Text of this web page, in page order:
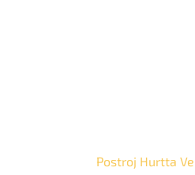
Postroj Hurtta